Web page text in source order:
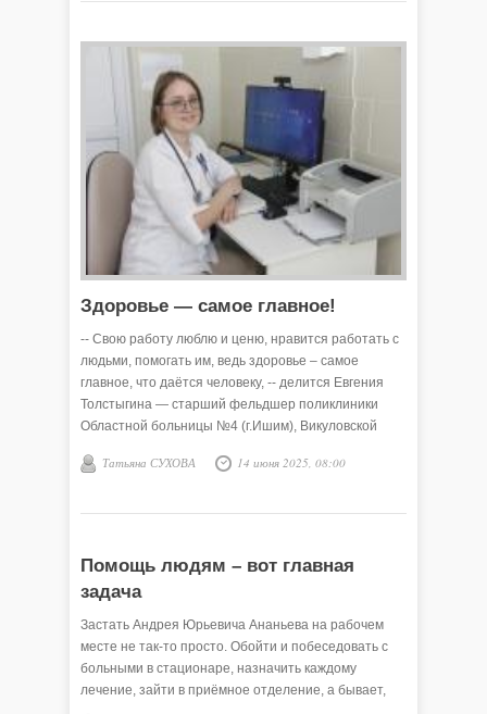
Здоровье — самое главное!
-- Свою работу люблю и ценю, нравится работать с
людьми, помогать им, ведь здоровье – самое
главное, что даётся человеку, -- делится Евгения
Толстыгина — старший фельдшер поликлиники
Областной больницы №4 (г.Ишим), Викуловской
Татьяна СУХОВА 14 июня 2025, 08:00
Помощь людям – вот главная
задача
Застать Андрея Юрьевича Ананьева на рабочем
месте не так-то просто. Обойти и побеседовать с
больными в стационаре, назначить каждому
лечение, зайти в приёмное отделение, а бывает,